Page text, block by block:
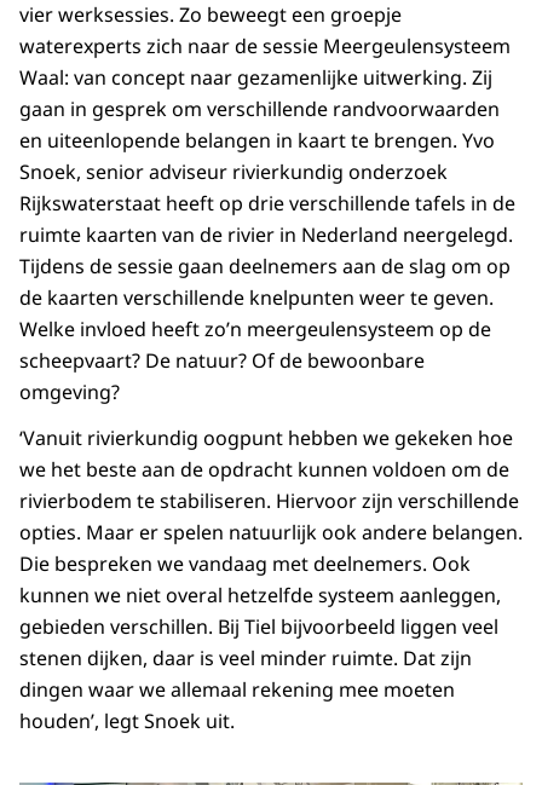
vier werksessies. Zo beweegt een groepje
waterexperts zich naar de sessie Meergeulensysteem
Waal: van concept naar gezamenlijke uitwerking. Zij
gaan in gesprek om verschillende randvoorwaarden
en uiteenlopende belangen in kaart te brengen. Yvo
Snoek, senior adviseur rivierkundig onderzoek
Rijkswaterstaat heeft op drie verschillende tafels in de
ruimte kaarten van de rivier in Nederland neergelegd.
Tijdens de sessie gaan deelnemers aan de slag om op
de kaarten verschillende knelpunten weer te geven.
Welke invloed heeft zo’n meergeulensysteem op de
scheepvaart? De natuur? Of de bewoonbare
omgeving?
‘Vanuit rivierkundig oogpunt hebben we gekeken hoe
we het beste aan de opdracht kunnen voldoen om de
rivierbodem te stabiliseren. Hiervoor zijn verschillende
opties. Maar er spelen natuurlijk ook andere belangen.
Die bespreken we vandaag met deelnemers. Ook
kunnen we niet overal hetzelfde systeem aanleggen,
gebieden verschillen. Bij Tiel bijvoorbeeld liggen veel
stenen dijken, daar is veel minder ruimte. Dat zijn
dingen waar we allemaal rekening mee moeten
houden’, legt Snoek uit.